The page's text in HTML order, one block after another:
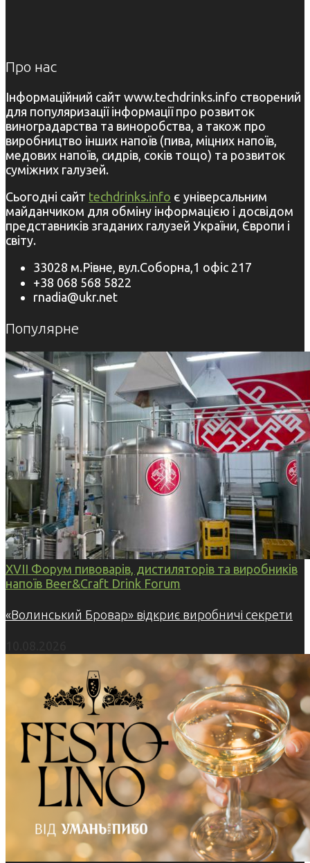
Про нас
Інформаційний сайт www.techdrinks.info створений
для популяризації інформації про розвиток
виноградарства та виноробства, а також про
виробництво інших напоїв (пива, міцних напоїв,
медових напоїв, сидрів, соків тощо) та розвиток
суміжних галузей.
Сьогодні сайт techdrinks.info є універсальним
майданчиком для обміну інформацією і досвідом
представників згаданих галузей України, Європи і
світу.
33028 м.Рівне, вул.Соборна,1 офіс 217
+38 068 568 5822
rnadia@ukr.net
Популярне
XVII Форум пивоварів, дистиляторів та виробників
напоїв Beer&Craft Drink Forum
«Волинський Бровар» відкриє виробничі секрети